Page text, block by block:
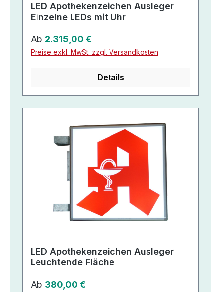
LED Apothekenzeichen Ausleger
Einzelne LEDs mit Uhr
Regulärer Preis:
Ab 2.315,00 €
Preise exkl. MwSt. zzgl. Versandkosten
Details
LED Apothekenzeichen Ausleger
Leuchtende Fläche
Regulärer Preis:
Ab 380,00 €